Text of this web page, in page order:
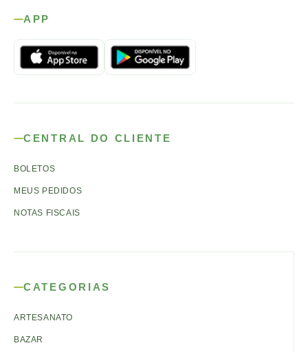
APP
CENTRAL DO CLIENTE
BOLETOS
MEUS PEDIDOS
NOTAS FISCAIS
CATEGORIAS
ARTESANATO
BAZAR